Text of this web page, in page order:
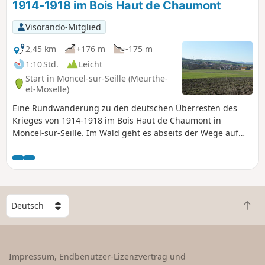
1914-1918 im Bois Haut de Chaumont
Visorando-Mitglied
2,45 km
+176 m
-175 m
1:10 Std.
Leicht
Start in Moncel-sur-Seille (Meurthe-
et-Moselle)
Eine Rundwanderung zu den deutschen Überresten des
Krieges von 1914-1918 im Bois Haut de Chaumont in
Moncel-sur-Seille. Im Wald geht es abseits der Wege auf
vorzugsweise mit einem GPS-Gerät oder einem guten
Orientierungssinn unternommen werden. Möglicherweise
Sie weitere finden, posten Sie bitte die Fotos und senden
Sie mir die GPS-Koordinaten, um diese Wanderung zu
vervollständigen.
W
ä
h
e
Z
u
Impressum, Endbenutzer-Lizenzvertrag und